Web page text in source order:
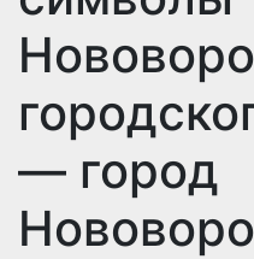
— город